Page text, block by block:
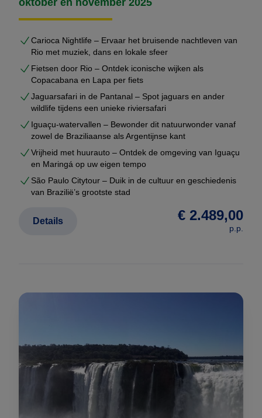
oktober en november 2025
Carioca Nightlife – Ervaar het bruisende nachtleven van
Rio met muziek, dans en lokale sfeer
Fietsen door Rio – Ontdek iconische wijken als
Copacabana en Lapa per fiets
Jaguarsafari in de Pantanal – Spot jaguars en ander
wildlife tijdens een unieke riviersafari
Iguaçu-watervallen – Bewonder dit natuurwonder vanaf
zowel de Braziliaanse als Argentijnse kant
Vrijheid met huurauto – Ontdek de omgeving van Iguaçu
en Maringá op uw eigen tempo
São Paulo Citytour – Duik in de cultuur en geschiedenis
van Brazilië’s grootste stad
€ 2.489,00
p.p.
Details